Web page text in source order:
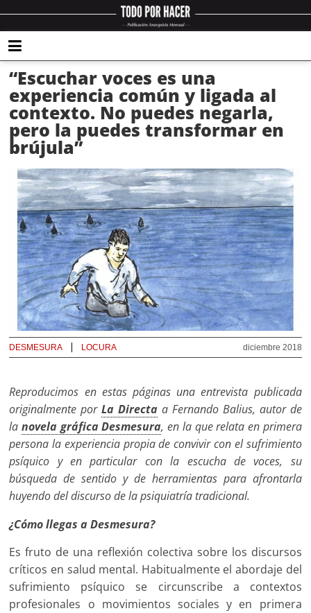
“Escuchar voces es una
experiencia común y ligada al
contexto. No puedes negarla,
pero la puedes transformar en
brújula”
diciembre 2018
DESMESURA LOCURA
Reproducimos en estas páginas una entrevista publicada
originalmente porLa Directa a Fernando Balius, autor de
lanovela gráfica Desmesura, en la que relata en primera
persona la experiencia propia de convivir con el sufrimiento
psíquico y en particular con la escucha de voces, su
búsqueda de sentido y de herramientas para afrontarla
huyendo del discurso de la psiquiatría tradicional.
¿Cómo llegas a Desmesura?
Es fruto de una reflexión colectiva sobre los discursos
críticos en salud mental. Habitualmente el abordaje del
sufrimiento psíquico se circunscribe a contextos
profesionales o movimientos sociales y en primera